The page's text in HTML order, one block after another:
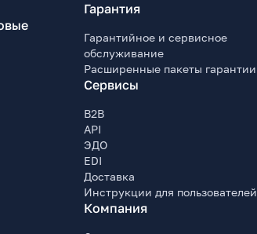
Гарантия
Гарантийное и сервисное
обслуживание
Расширенные пакеты гарантии
Сервисы
B2B
API
ЭДО
EDI
Доставка
Инструкции для пользователей
Компания